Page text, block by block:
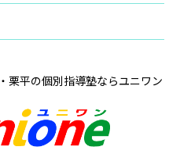
栗平の個別指導塾ならユニワン